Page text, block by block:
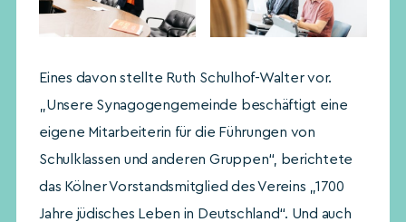
Eines davon stellte Ruth Schulhof-Walter vor.
„Unsere Synagogengemeinde beschäftigt eine
eigene Mitarbeiterin für die Führungen von
Schulklassen und anderen Gruppen“, berichtete
das Kölner Vorstandsmitglied des Vereins „1700
Jahre jüdisches Leben in Deutschland“. Und auch